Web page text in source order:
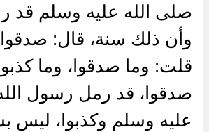
صلى الله عليه وسلم قد
وأن ذلك سنة، قال: صدقوا
قلت: وما صدقوا، وما
صدقوا، قد رمل رسول
عليه وسلم وكذبوا، ليس